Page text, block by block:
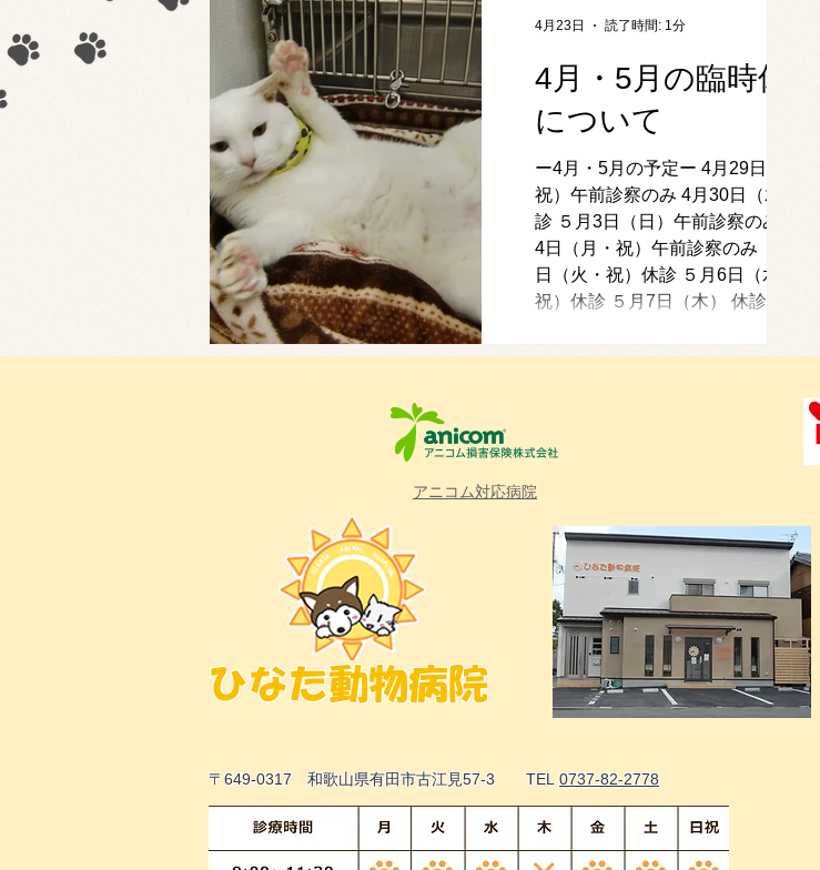
ことができませんので、必ずこちら
からアプリにて通知を送られてきて
からご来院頂くようお願い致しま
す。 申し訳ありませんが、予防医
学（ワクチン、フィラリア予防）日
常ケアにつきましては獣医師の指名
はできません。
4月・5月の臨時休診
について
ー4月・5月の予定ー 4月29日（水・
祝）午前診察のみ 4月30日（木）休
診 ５月3日（日）午前診察のみ ５月
4日（月・祝）午前診察のみ ５月5
日（火・祝）休診 ５月6日（水・
祝）休診 ５月7日（木） 休診 ご迷
いいたします。 ～アプリで順番を
リ以外に容体の悪い患者様、電話で
の方などアプリ上に入っていない患
者様もいらっしゃるため、ペットパ
番の目安で本当の順番とは異なりま
す。 ＜病院に来院してください＞
という通知を当院から送られていな
い方は来ていただいても駐車場に停
めていただくことができません。必
ずこちらからアプリにて通知を送ら
れてきてからご来院頂くようお願い
4月23日 読了時間: 1分
〒649-0317 和歌山県有田市古江見57-3TEL0737-82-2778
ひなた動物病院
アニコム対応病院